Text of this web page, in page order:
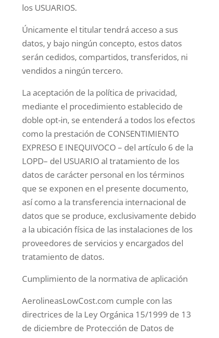
los USUARIOS.
Únicamente el titular tendrá acceso a sus
datos, y bajo ningún concepto, estos datos
serán cedidos, compartidos, transferidos, ni
vendidos a ningún tercero.
La aceptación de la política de privacidad,
mediante el procedimiento establecido de
doble opt-in, se entenderá a todos los efectos
como la prestación de CONSENTIMIENTO
EXPRESO E INEQUIVOCO – del artículo 6 de la
LOPD– del USUARIO al tratamiento de los
datos de carácter personal en los términos
que se exponen en el presente documento,
así como a la transferencia internacional de
datos que se produce, exclusivamente debido
a la ubicación física de las instalaciones de los
proveedores de servicios y encargados del
tratamiento de datos.
Cumplimiento de la normativa de aplicación
AerolineasLowCost.com cumple con las
directrices de la Ley Orgánica 15/1999 de 13
de diciembre de Protección de Datos de